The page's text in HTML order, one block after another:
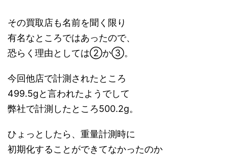
その買取店も名前を聞く限り
有名なところではあったので、
恐らく理由としては②か③。
今回他店で計測されたところ
499.5gと言われたようでして
弊社で計測したところ500.2g。
ひょっとしたら、重量計測時に
初期化することができてなかったのか